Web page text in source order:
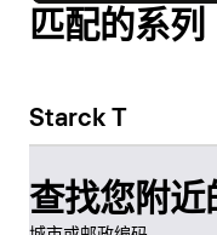
匹配的系列
Starck T
查找您附近